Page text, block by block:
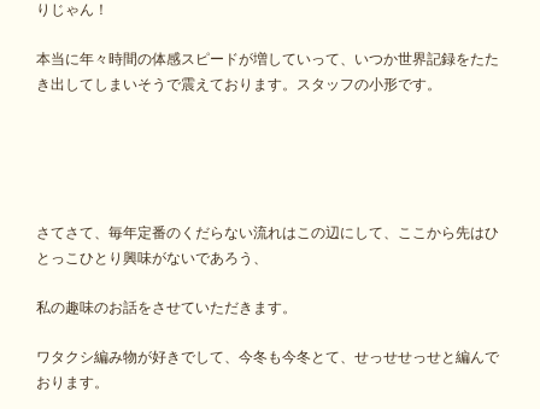
りじゃん！
本当に年々時間の体感スピードが増していって、いつか世界記録をたた
き出してしまいそうで震えております。スタッフの小形です。
さてさて、毎年定番のくだらない流れはこの辺にして、ここから先はひ
とっこひとり興味がないであろう、
私の趣味のお話をさせていただきます。
ワタクシ編み物が好きでして、今冬も今冬とて、せっせせっせと編んで
おります。